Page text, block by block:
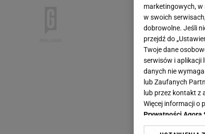
marketingowych,
w swoich
dobrowolne. Jeśli
przejdź do
Twoje dane
serwisów i aplikacji
danych nie
lub Zaufanych
lub przez kontakt z
Więcej informacji o
Prywatności Agora